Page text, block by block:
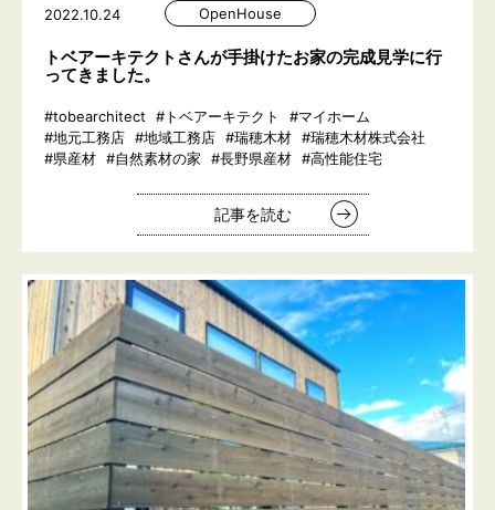
2022.10.24 OpenHouse
トベアーキテクトさんが手掛けたお家の完成見学に行
ってきました。
#tobearchitect #トベアーキテクト
#マイホーム
#地元工務店 #地域工務店 #瑞穂木材 #瑞穂木材株式会社
#県産材 #自然素材の家 #長野県産材 #高性能住宅
記事を読む